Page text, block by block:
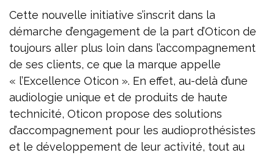
Cette nouvelle initiative s’inscrit dans la
démarche d’engagement de la part d’Oticon de
toujours aller plus loin dans l’accompagnement
de ses clients, ce que la marque appelle
« l’Excellence Oticon ». En effet, au-delà d’une
audiologie unique et de produits de haute
technicité, Oticon propose des solutions
d’accompagnement pour les audioprothésistes
et le développement de leur activité, tout au